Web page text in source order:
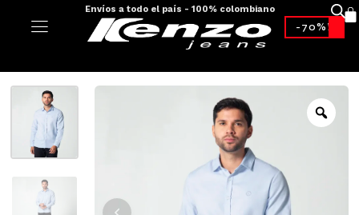
Envíos a todo el país - 100% colombiano
-70%*